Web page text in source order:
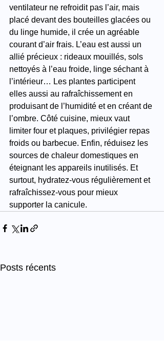
ventilateur ne refroidit pas l’air, mais
placé devant des bouteilles glacées ou
du linge humide, il crée un agréable
courant d’air frais. L’eau est aussi un
allié précieux : rideaux mouillés, sols
nettoyés à l’eau froide, linge séchant à
l’intérieur… Les plantes participent
elles aussi au rafraîchissement en
produisant de l’humidité et en créant de
l’ombre. Côté cuisine, mieux vaut
limiter four et plaques, privilégier repas
froids ou barbecue. Enfin, réduisez les
sources de chaleur domestiques en
éteignant les appareils inutilisés. Et
surtout, hydratez-vous régulièrement et
rafraîchissez-vous pour mieux
supporter la canicule.
Posts récents